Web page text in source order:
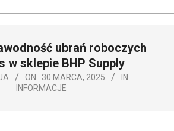
ubrań roboczych
w sklepie BHP Supply
ON: 30 MARCA, 2025
IN:
INFORMACJE